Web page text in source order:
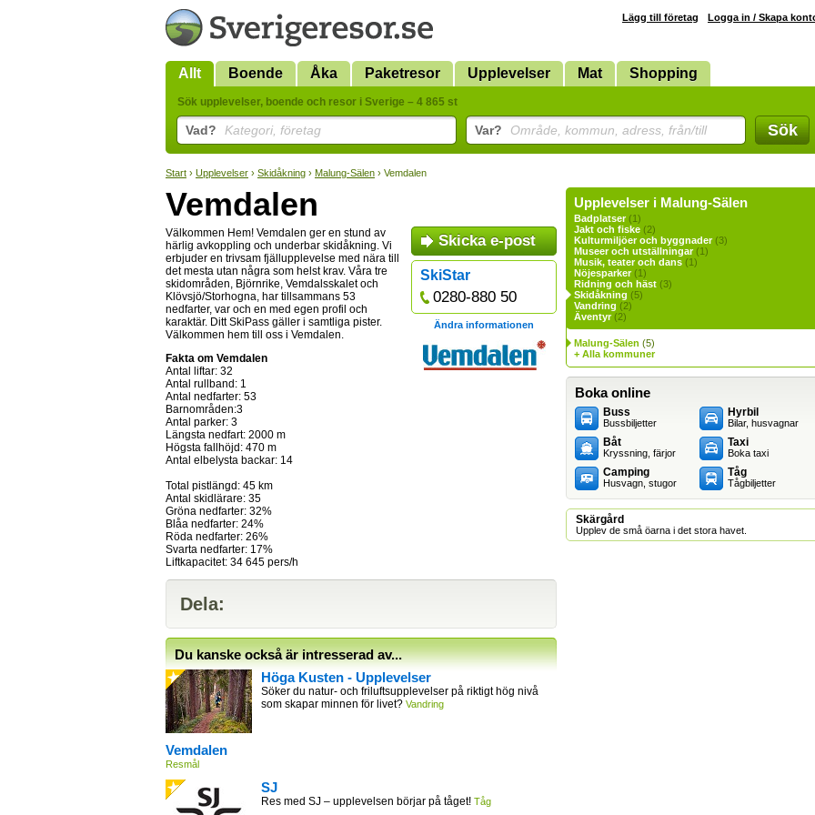
Lägg till företag Logga in / Skapa
Allt Boende Åka Paketresor Upplevelser Mat Shopping
Sök upplevelser, boende och resor i Sverige – 4 865 st
Vad? Kategori, företag Var? Område, kommun, adress, från/till Sök
Start › Upplevelser › Skidåkning › Malung-Sälen › Vemdalen
Vemdalen
Skicka e-post
SkiStar
0280-880 50
Ändra informationen
Välkommen Hem! Vemdalen ger en stund av
härlig avkoppling och underbar skidåkning. Vi
erbjuder en trivsam fjällupplevelse med nära till
det mesta utan några som helst krav. Våra tre
skidområden, Björnrike, Vemdalsskalet och
Klövsjö/Storhogna, har tillsammans 53
nedfarter, var och en med egen profil och
karaktär. Ditt SkiPass gäller i samtliga pister.
Välkommen hem till oss i Vemdalen.
Fakta om Vemdalen
Antal liftar: 32
Antal rullband: 1
Antal nedfarter: 53
Barnområden:3
Antal parker: 3
Längsta nedfart: 2000 m
Högsta fallhöjd: 470 m
Antal elbelysta backar: 14
Total pistlängd: 45 km
Antal skidlärare: 35
Gröna nedfarter: 32%
Blåa nedfarter: 24%
Röda nedfarter: 26%
Svarta nedfarter: 17%
Liftkapacitet: 34 645 pers/h
Dela:
Du kanske också är intresserad av...
Höga Kusten - Upplevelser
Söker du natur- och friluftsupplevelser på riktigt hög nivå
som skapar minnen för livet? Vandring
Vemdalen
Resmål
SJ
Res med SJ – upplevelsen börjar på tåget! Tåg
Upplevelser i Malung-Sälen
Badplatser(1)
Jakt och fiske (2)
Kulturmiljöer och byggnader(3)
Museer och utställningar(1)
Musik, teater och dans (1)
Nöjesparker(1)
Ridning och häst (3)
Skidåkning (5)
Vandring (2)
Äventyr(2)
Malung-Sälen (5)
+ Alla kommuner
Boka online
Buss
Bussbiljetter
Båt
Kryssning, färjor
Camping
Husvagn, stugor
Hyrbil
Bilar, husvagnar
Taxi
Boka taxi
Tåg
Tågbiljetter
Skärgård
Upplev de små öarna i det stora havet.